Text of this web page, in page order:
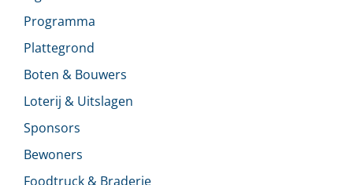
Programma
Plattegrond
Boten & Bouwers
Loterij & Uitslagen
Sponsors
Bewoners
Foodtruck & Braderie